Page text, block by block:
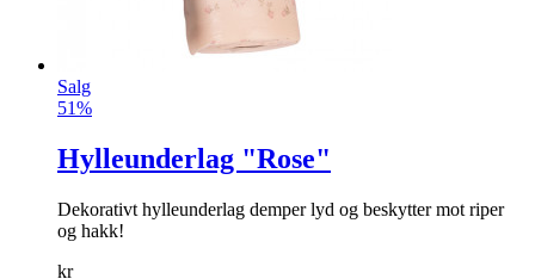
Salg
51%
Hylleunderlag "Rose"
Dekorativt hylleunderlag demper lyd og beskytter mot riper
og hakk!
kr